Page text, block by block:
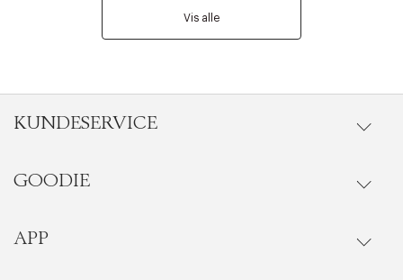
Vis alle
KUNDESERVICE
Gå til kundeservice
Ordrestatus
GOODIE
Goodie fordelsunivers
APP